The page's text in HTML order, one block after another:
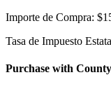
Importe de Compra: $
Tasa de Impuesto
Purchase with